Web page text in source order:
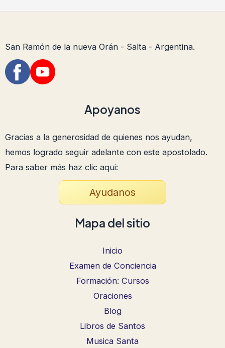
San Ramón de la nueva Orán - Salta - Argentina.
Apoyanos
Gracias a la generosidad de quienes nos ayudan,
hemos logrado seguir adelante con este apostolado.
Para saber más haz clic aqui:
Ayudanos
Mapa del sitio
Inicio
Examen de Conciencia
Formación: Cursos
Oraciones
Blog
Libros de Santos
Musica Santa